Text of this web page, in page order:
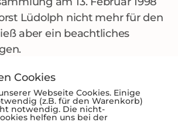
Lüdolph nicht mehr für den
aber ein beachtliches
Aus dem Vereinsleben
Cookies
Webseite Cookies. Einige
(z.B. für den Warenkorb)
notwendig. Die nicht-
helfen uns bei der